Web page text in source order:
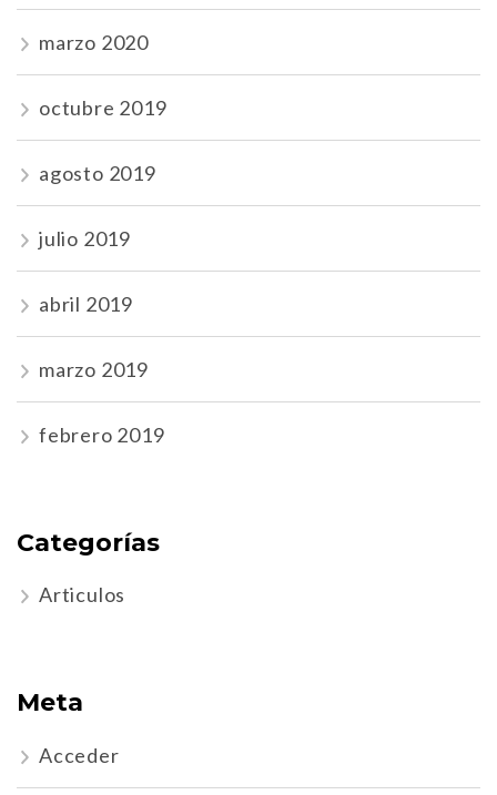
marzo 2020
octubre 2019
agosto 2019
julio 2019
abril 2019
marzo 2019
febrero 2019
Categorías
Articulos
Meta
Acceder